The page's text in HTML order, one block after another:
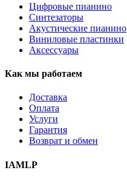
Цифровые пианино
Синтезаторы
Акустические пианино
Виниловые пластинки
Аксессуары
Как мы работаем
Доставка
Оплата
Услуги
Гарантия
Возврат и обмен
IAMLP